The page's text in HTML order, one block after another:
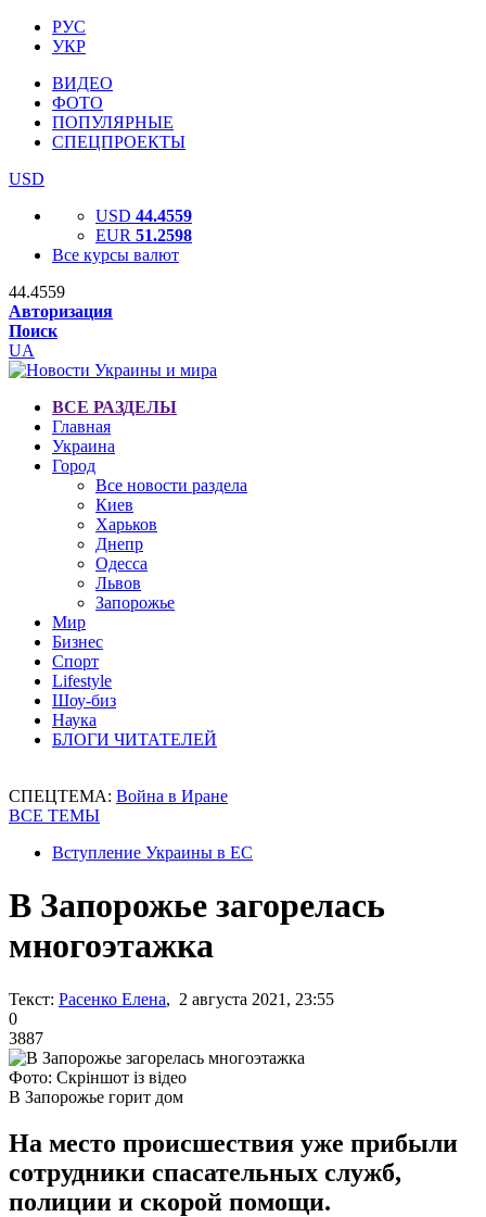
РУС
УКР
ВИДЕО
ФОТО
ПОПУЛЯРНЫЕ
СПЕЦПРОЕКТЫ
USD
USD 44.4559
EUR 51.2598
Все курсы валют
44.4559
Авторизация
Поиск
UA
ВСЕ РАЗДЕЛЫ
Главная
Украина
Город
Все новости раздела
Киев
Харьков
Днепр
Одесса
Львов
Запорожье
Мир
Бизнес
Спорт
Lifestyle
Шоу-биз
Наука
БЛОГИ ЧИТАТЕЛЕЙ
СПЕЦТЕМА: Война в Иране
ВСЕ ТЕМЫ
Вступление Украины в ЕС
В Запорожье загорелась
многоэтажка
Текст: Расенко Елена, 2 августа 2021, 23:55
0
3887
Фото: Скріншот із відео
В Запорожье горит дом
На место происшествия уже прибыли
сотрудники спасательных служб,
полиции и скорой помощи.